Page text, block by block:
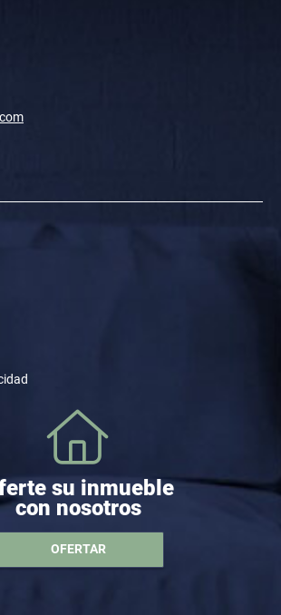
su inmueble
con nosotros
OFERTAR